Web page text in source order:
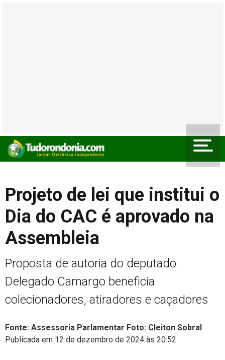
Projeto de lei que institui o
Dia do CAC é aprovado na
Assembleia
Proposta de autoria do deputado
Delegado Camargo beneficia
colecionadores, atiradores e caçadores
Fonte: Assessoria Parlamentar Foto: Cleiton Sobral
Publicada em 12 de dezembro de 2024 às 20:52